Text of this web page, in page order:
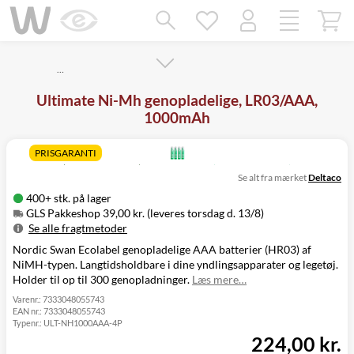
…
Ultimate Ni-Mh genopladelige, LR03/AAA,
1000mAh
PRISGARANTI
400+ stk. på lager
GLS Pakkeshop 39,00 kr. (leveres torsdag d. 13/8)
Se alle fragtmetoder
Metode
Pris
Leveres
GLS Pakkeshop
39,00 kr.
Torsdag d. 13/8
GLS
Hjemmelevering
GLS Erhverv
Click&Collect i
Se alt fra mærketDeltaco
Nordic Swan Ecolabel genopladelige AAA batterier (HR03) af
NiMH-typen. Langtidsholdbare i dine yndlingsapparater og legetøj.
Holder til op til 300 genopladninger. Læs mere…
Varenr.: 7333048055743
EAN nr.: 7333048055743
Typenr.: ULT-NH1000AAA-4P
224,00 kr.
Mangler chatten?
Ret samtykke!